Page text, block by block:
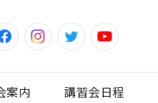
案内 講習会日程